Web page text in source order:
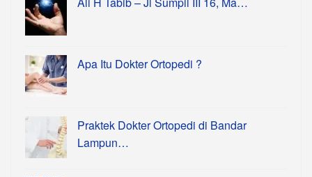
Apa Itu Dokter Ortopedi ?
Praktek Dokter Ortopedi di Bandar
Lampun…